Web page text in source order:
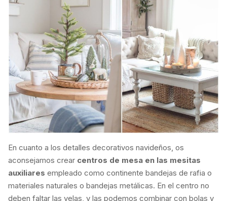
En cuanto a los detalles decorativos navideños, os
aconsejamos crear centros de mesa en las mesitas
auxiliares empleado como continente bandejas de rafia o
materiales naturales o bandejas metálicas. En el centro no
deben faltar las velas, y las podemos combinar con bolas y